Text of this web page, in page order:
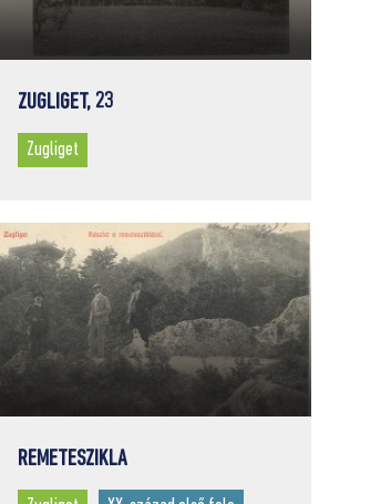
ZUGLIGET, 23
Zugliget
REMETESZIKLA